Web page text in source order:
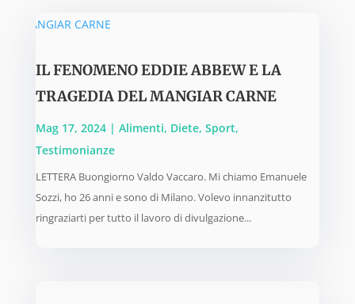
IL FENOMENO EDDIE ABBEW E LA
TRAGEDIA DEL MANGIAR CARNE
Mag 17, 2024| Alimenti, Diete, Sport,
Testimonianze
LETTERA Buongiorno Valdo Vaccaro. Mi chiamo Emanuele
Sozzi, ho 26 anni e sono di Milano. Volevo innanzitutto
ringraziarti per tutto il lavoro di divulgazione...